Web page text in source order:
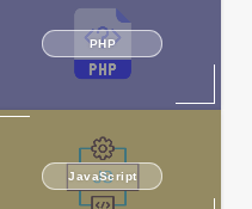
PHP
JavaScript